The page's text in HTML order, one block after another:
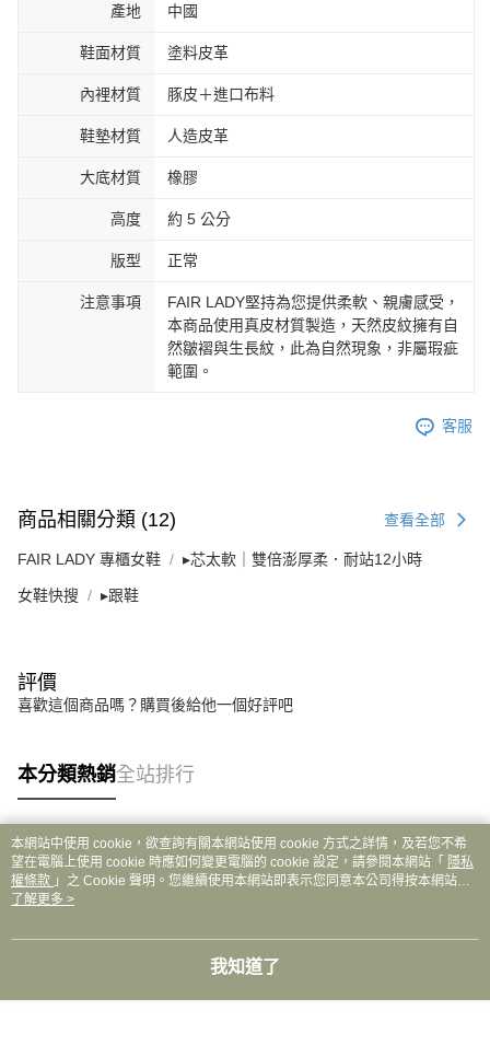
產地 中國
鞋面材質 塗料皮革
內裡材質 豚皮＋進口布料
鞋墊材質 人造皮革
大底材質 橡膠
高度 約 5 公分
版型 正常
注意事項
FAIR LADY堅持為您提供柔軟、親膚感受，
本商品使用真皮材質製造，天然皮紋擁有自
然皺褶與生長紋，此為自然現象，非屬瑕疵
範圍。
客服
商品相關分類 (12) 查看全部
FAIR LADY 專櫃女鞋 ▸芯太軟｜雙倍澎厚柔．耐站12小時
女鞋快搜 ▸跟鞋
評價
喜歡這個商品嗎？購買後給他一個好評吧
本分類熱銷全站排行
熱門標籤
本網站中使用 cookie，欲查詢有關本網站使用 cookie 方式之詳情，及若您不希
望在電腦上使用 cookie 時應如何變更電腦的 cookie 設定，請參閱本網站「 隱私
權條款 」之 Cookie 聲明。您繼續使用本網站即表示您同意本公司得按本網站使
用條款之 Cookie 聲明使用 cookie。
了解更多 >
我知道了